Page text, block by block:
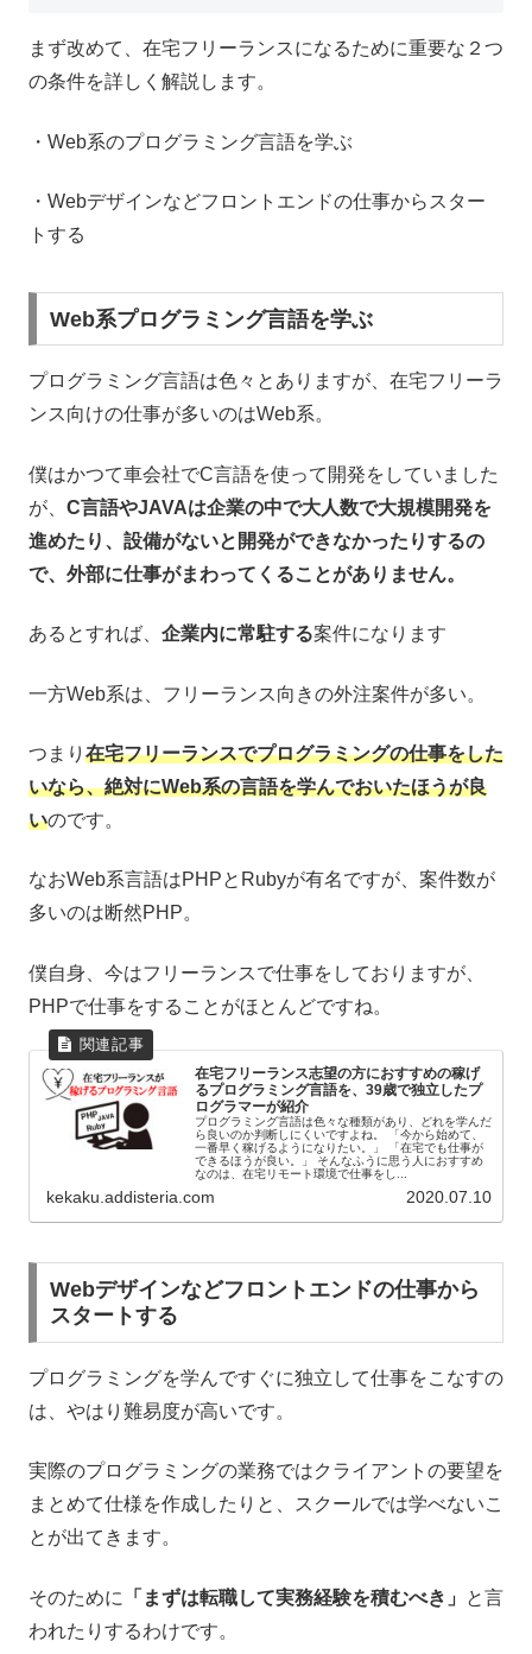
まず改めて、在宅フリーランスになるために重要な２つ
の条件を詳しく解説します。
・Web系のプログラミング言語を学ぶ
・Webデザインなどフロントエンドの仕事からスター
トする
Web系プログラミング言語を学ぶ
プログラミング言語は色々とありますが、在宅フリーラ
ンス向けの仕事が多いのはWeb系。
僕はかつて車会社でC言語を使って開発をしていました
が、 C言語やJAVAは企業の中で大人数で大規模開発を
進めたり、設備がないと開発ができなかったりするの
で、外部に仕事がまわってくることがありません。
あるとすれば、 企業内に常駐する案件になります
一方Web系は、フリーランス向きの外注案件が多い。
つまり 在宅フリーランスでプログラミングの仕事をした
いなら、絶対にWeb系の言語を学んでおいたほうが良
いのです。
なおWeb系言語はPHPとRubyが有名ですが、案件数が
多いのは断然PHP。
僕自身、今はフリーランスで仕事をしておりますが、
PHPで仕事をすることがほとんどですね。
在宅フリーランス志望の方におすすめの稼げ
るプログラミング言語を、39歳で独立したプ
ログラマーが紹介
プログラミング言語は色々な種類があり、どれを学んだ
ら良いのか判断しにくいですよね。 「今から始めて、
一番早く稼げるようになりたい。」 「在宅でも仕事が
できるほうが良い。」 そんなふうに思う人におすすめ
なのは、在宅リモート環境で仕事をし...
kekaku.addisteria.com 2020.07.10
Webデザインなどフロントエンドの仕事から
スタートする
プログラミングを学んですぐに独立して仕事をこなすの
は、やはり難易度が高いです。
実際のプログラミングの業務ではクライアントの要望を
まとめて仕様を作成したりと、スクールでは学べないこ
とが出てきます。
そのために 「まずは転職して実務経験を積むべき」
と言
われたりするわけです。